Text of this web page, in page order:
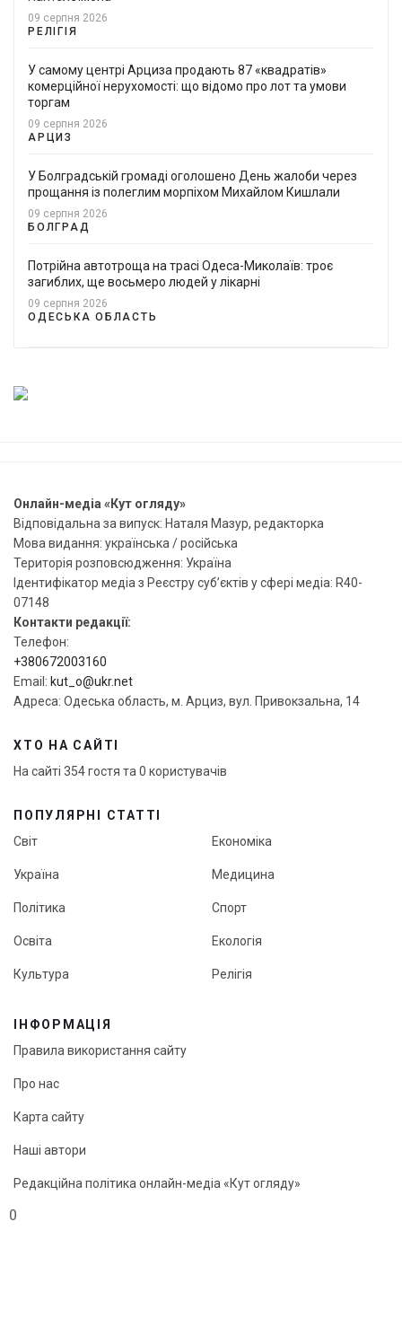
0
09 серпня 2026
РЕЛІГІЯ
У самому центрі Арциза продають 87 «квадратів»
комерційної нерухомості: що відомо про лот та умови
торгам
09 серпня 2026
АРЦИЗ
У Болградській громаді оголошено День жалоби через
прощання із полеглим морпіхом Михайлом Кишлали
09 серпня 2026
БОЛГРАД
Потрійна автотроща на трасі Одеса-Миколаїв: троє
загиблих, ще восьмеро людей у лікарні
09 серпня 2026
ОДЕСЬКА ОБЛАСТЬ
Онлайн-медіа «Кут огляду»
Відповідальна за випуск: Наталя Мазур, редакторка
Мова видання: українська / російська
Територія розповсюдження: Україна
Ідентифікатор медіа з Реєстру суб’єктів у сфері медіа: R40-
07148
Контакти редакції:
Телефон:
+380672003160
Email: kut_o@ukr.net
Адреса: Одеська область, м. Арциз, вул. Привокзальна, 14
ХТО НА САЙТІ
На сайті 354 гостя та 0 користувачів
ПОПУЛЯРНІ СТАТТІ
Світ
Україна
Політика
Освіта
Культура
Економіка
Медицина
Спорт
Екологія
Релігія
ІНФОРМАЦІЯ
Правила використання сайту
Про нас
Карта сайту
Наші автори
Редакційна політика онлайн-медіа «Кут огляду»